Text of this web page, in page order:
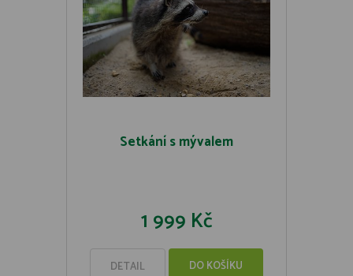
Setkání s mývalem
1 999 Kč
DETAIL DO KOŠÍKU